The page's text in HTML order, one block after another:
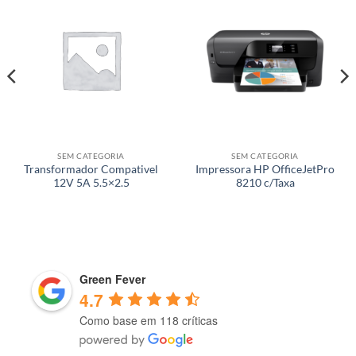
SEM CATEGORIA
Transformador Compativel
12V 5A 5.5×2.5
SEM CATEGORIA
Impressora HP OfficeJetPro
8210 c/Taxa
Green Fever
4.7
Como base em 118 críticas